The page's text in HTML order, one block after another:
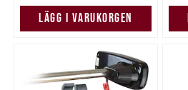
LÄGG I VARUKORGEN